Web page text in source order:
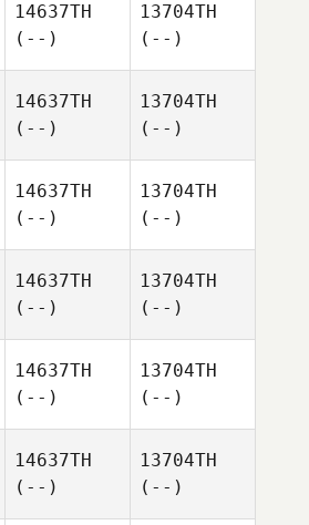
14637TH
(--)
13704TH
(--)
14637TH
(--)
13704TH
(--)
14637TH
(--)
13704TH
(--)
14637TH
(--)
13704TH
(--)
14637TH
(--)
13704TH
(--)
14637TH
(--)
13704TH
(--)